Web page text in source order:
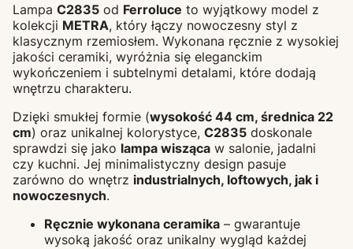
Lampa C2835 od Ferroluce to wyjątkowy model z
kolekcji METRA, który łączy nowoczesny styl z
klasycznym rzemiosłem. Wykonana ręcznie z wysokiej
jakości ceramiki, wyróżnia się eleganckim
wykończeniem i subtelnymi detalami, które dodają
wnętrzu charakteru.
Dzięki smukłej formie (wysokość 44 cm, średnica 22
cm) oraz unikalnej kolorystyce, C2835 doskonale
sprawdzi się jako lampa wisząca w salonie, jadalni
czy kuchni. Jej minimalistyczny design pasuje
zarówno do wnętrz industrialnych, loftowych, jak i
nowoczesnych.
Ręcznie wykonana ceramika – gwarantuje
wysoką jakość oraz unikalny wygląd każdej